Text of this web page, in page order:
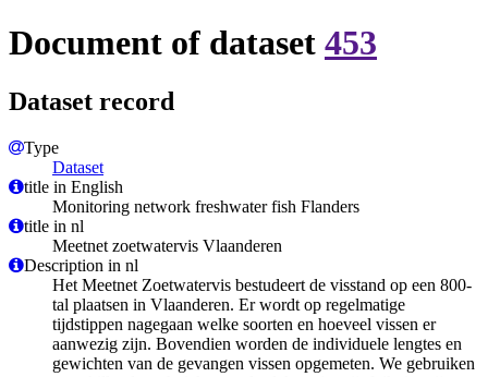
Document of dataset 453
Dataset record
Type
Dataset
title in English
Monitoring network freshwater fish Flanders
title in nl
Meetnet zoetwatervis Vlaanderen
Description in nl
Het Meetnet Zoetwatervis bestudeert de visstand op een 800-
tal plaatsen in Vlaanderen. Er wordt op regelmatige
tijdstippen nagegaan welke soorten en hoeveel vissen er
aanwezig zijn. Bovendien worden de individuele lengtes en
gewichten van de gevangen vissen opgemeten. We gebruiken